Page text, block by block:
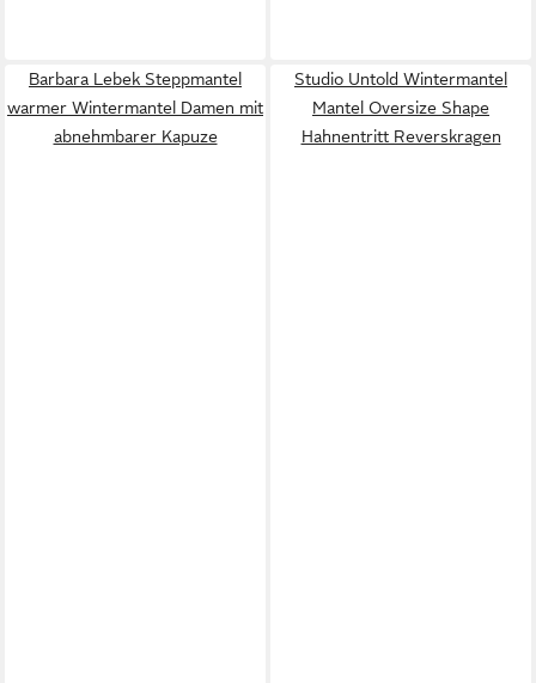
Barbara Lebek Steppmantel
warmer Wintermantel Damen mit
abnehmbarer Kapuze
Studio Untold Wintermantel
Mantel Oversize Shape
Hahnentritt Reverskragen